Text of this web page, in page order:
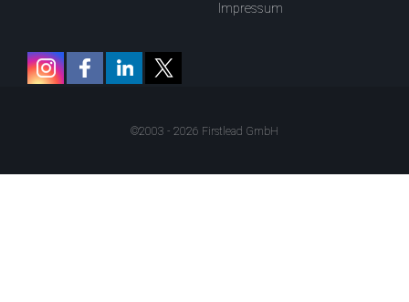
Impressum
©2003 - 2026 Firstlead GmbH